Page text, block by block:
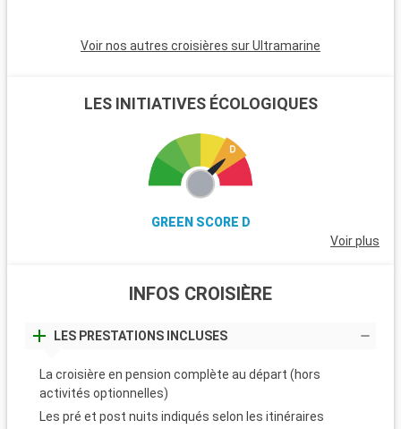
Voir nos autres croisières sur Ultramarine
LES INITIATIVES ÉCOLOGIQUES
GREEN SCORE D
Voir plus
INFOS CROISIÈRE
LES PRESTATIONS INCLUSES
La croisière en pension complète au départ (hors
activités optionnelles)
Les pré et post nuits indiqués selon les itinéraires